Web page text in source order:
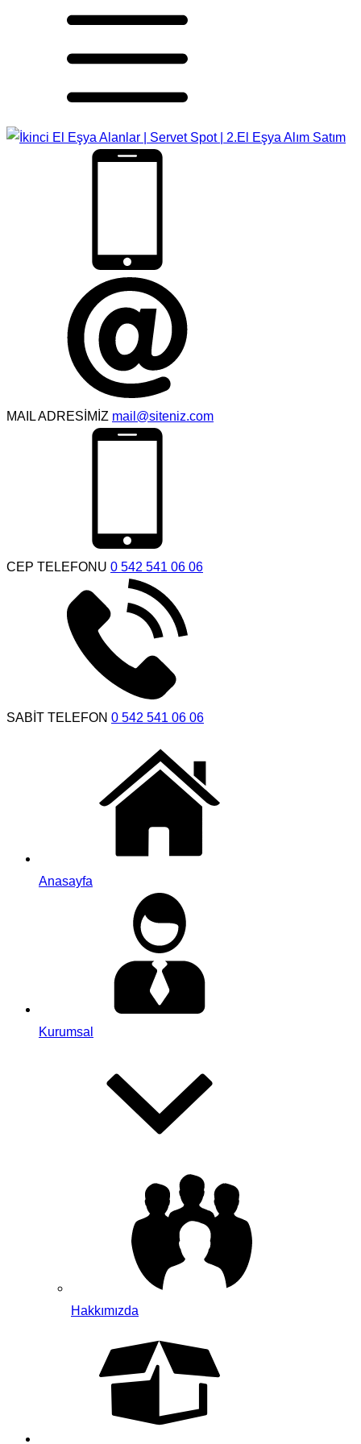
MAIL ADRESİMİZ mail@siteniz.com
CEP TELEFONU 0 542 541 06 06
SABİT TELEFON 0 542 541 06 06
Anasayfa
Kurumsal
Hakkımızda